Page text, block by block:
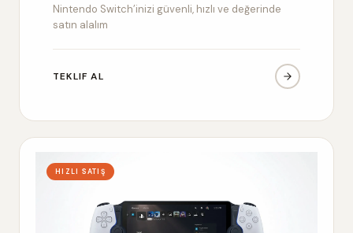
Nintendo Switch’inizi güvenli, hızlı ve değerinde
satın alalım
TEKLIF AL
HIZLI SATIŞ